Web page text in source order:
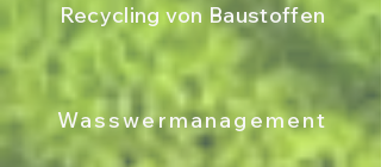
Recycling von Baustoffen
Wasswermanagement